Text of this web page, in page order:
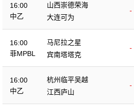
16:00
中乙
山西崇德荣海
-
大连可为
16:00
菲MPBL
马尼拉之星
-
宾南塔塔克
16:00
中乙
杭州临平吴越
-
江西庐山